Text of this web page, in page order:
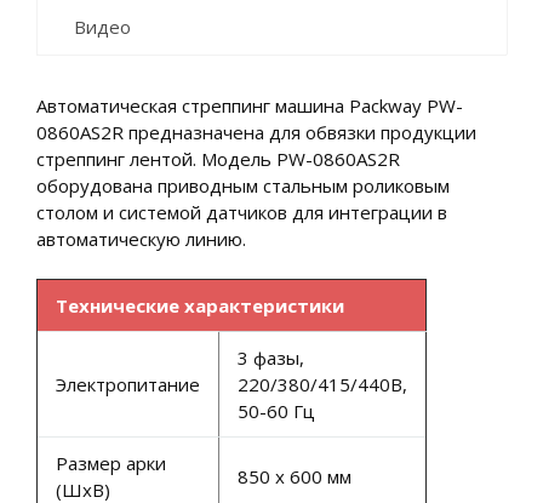
Видео
Автоматическая стреппинг машина Packway PW-
0860AS2R предназначена для обвязки продукции
стреппинг лентой. Модель PW-0860AS2R
оборудована приводным стальным роликовым
столом и системой датчиков для интеграции в
автоматическую линию.
Технические характеристики
Электропитание
3 фазы,
220/380/415/440В,
50-60 Гц
Размер арки
(ШхВ)
850 х 600 мм